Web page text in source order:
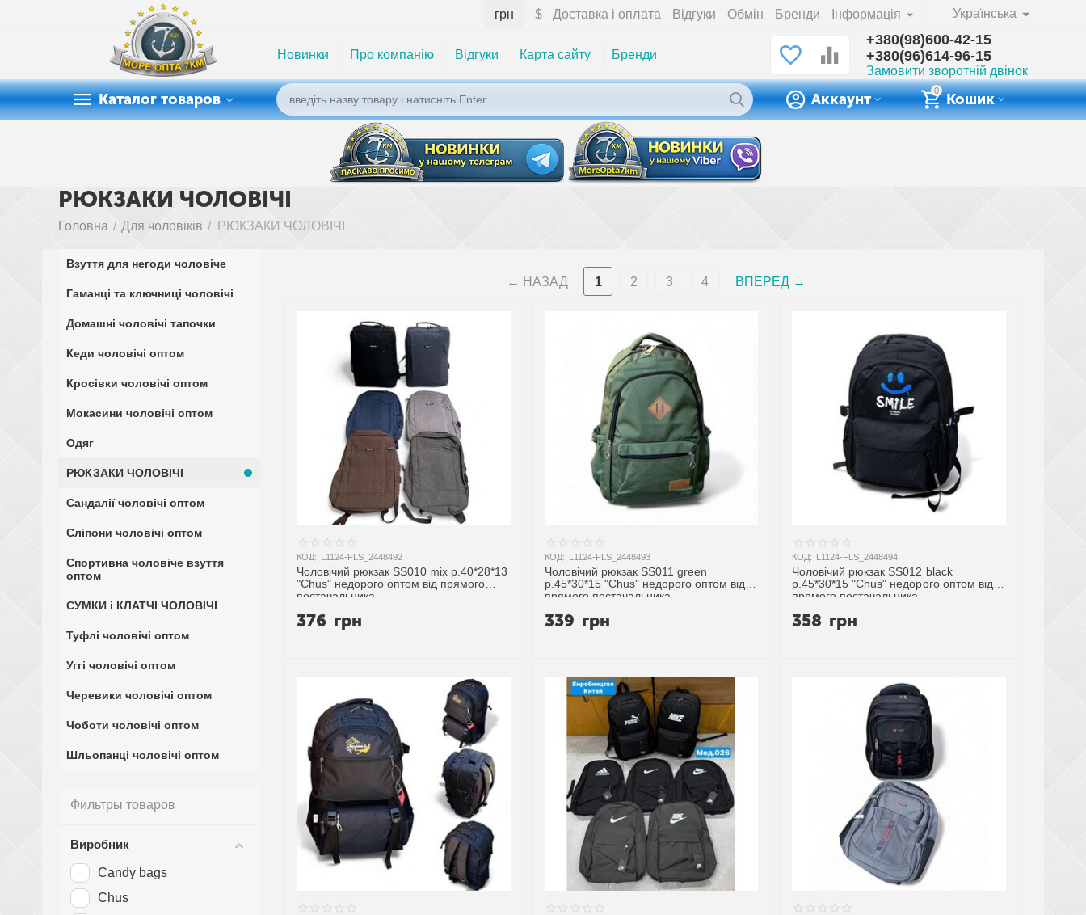
Українська
Доставка і оплата Відгуки Обмін Бренди Інформація
грн $
Новинки Про компанію Відгуки Карта сайту Бренди
+380(98)600-42-15
+380(96)614-96-15
Замовити зворотній двінок
Каталог товаров
0
Кошик
Аккаунт
РЮКЗАКИ ЧОЛОВІЧІ
Головна / Для чоловіків / РЮКЗАКИ ЧОЛОВІЧІ
НАЗАД 1 2 3 4 ВПЕРЕД
КОД: L1124-FLS_2448492
Чоловічий рюкзак SS010 mix р.40*28*13
"Chus" недорого оптом від прямого
постачальника
376 грн
КОД: L1124-FLS_2448493
Чоловічий рюкзак SS011 green
р.45*30*15 "Chus" недорого оптом від
прямого постачальника
339 грн
КОД: L1124-FLS_2448494
Чоловічий рюкзак SS012 black
р.45*30*15 "Chus" недорого оптом від
прямого постачальника
358 грн
Взуття для негоди чоловіче
Гаманці та ключниці чоловічі
Домашні чоловічі тапочки
Кеди чоловічі оптом
Кросівки чоловічі оптом
Мокасини чоловічі оптом
Одяг
РЮКЗАКИ ЧОЛОВІЧІ
Сандалії чоловічі оптом
Сліпони чоловічі оптом
Спортивна чоловіче взуття
оптом
СУМКИ і КЛАТЧІ ЧОЛОВІЧІ
Туфлі чоловічі оптом
Уггі чоловічі оптом
Черевики чоловічі оптом
Чоботи чоловічі оптом
Шльопанці чоловічі оптом
Фильтры товаров
Виробник
Candy bags
Chus